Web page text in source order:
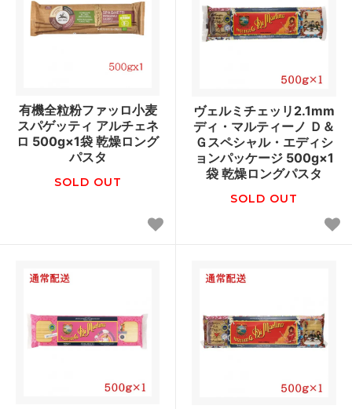
有機全粒粉ファッロ小麦
スパゲッティ アルチェネ
ロ 500g×1袋 乾燥ロング
パスタ
SOLD OUT
ヴェルミチェッリ2.1mm
ディ・マルティーノ Ｄ＆
Ｇスペシャル・エディシ
ョンパッケージ 500g×1
袋 乾燥ロングパスタ
SOLD OUT